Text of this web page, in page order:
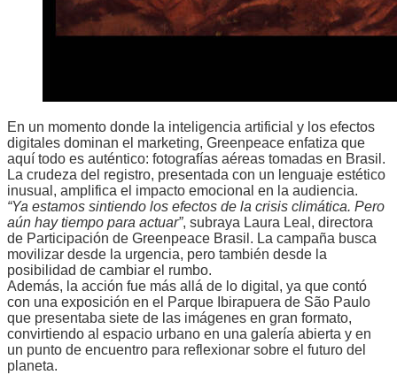
En un momento donde la inteligencia artificial y los efectos
digitales dominan el marketing, Greenpeace enfatiza que
aquí todo es auténtico: fotografías aéreas tomadas en Brasil.
La crudeza del registro, presentada con un lenguaje estético
inusual, amplifica el impacto emocional en la audiencia.
“Ya estamos sintiendo los efectos de la crisis climática. Pero
aún hay tiempo para actuar”, subraya Laura Leal, directora
de Participación de Greenpeace Brasil. La campaña busca
movilizar desde la urgencia, pero también desde la
posibilidad de cambiar el rumbo.
Además, la acción fue más allá de lo digital, ya que contó
con una exposición en el Parque Ibirapuera de São Paulo
que presentaba siete de las imágenes en gran formato,
convirtiendo al espacio urbano en una galería abierta y en
un punto de encuentro para reflexionar sobre el futuro del
planeta.